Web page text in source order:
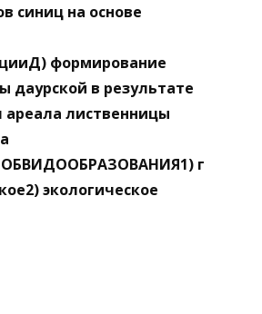
синиц на основе
формирование
даурской в результате
лиственницы
г
экологическое